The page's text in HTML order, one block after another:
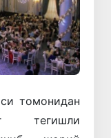
томонидан
тегишли